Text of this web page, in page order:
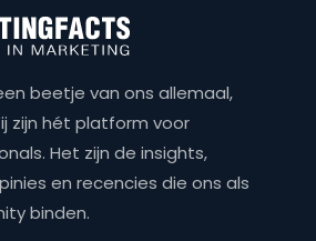
beetje van ons allemaal,
zijn hét platform voor
Het zijn de insights,
en recencies die ons als
binden.